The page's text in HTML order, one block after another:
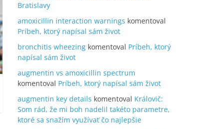
Bratislavy
amoxicillin interaction warnings komentoval
Príbeh, ktorý napísal sám život
bronchitis wheezing komentoval Príbeh, ktorý
napísal sám život
augmentin vs amoxicillin spectrum
komentoval Príbeh, ktorý napísal sám život
augmentin key details komentoval Královič:
Som rád, že mi boh nadelil takéto parametre,
ktoré sa snažím využívať čo najlepšie